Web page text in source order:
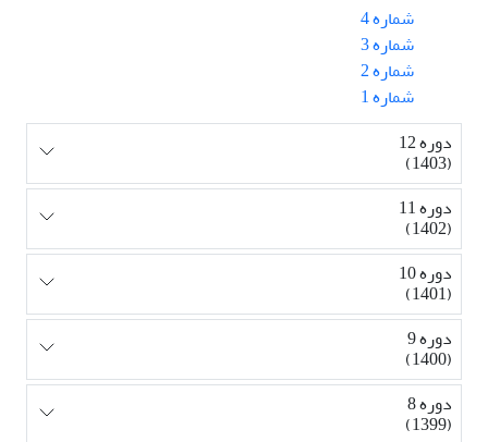
شماره 4
شماره 3
شماره 2
شماره 1
دوره 12
(1403)
دوره 11
(1402)
دوره 10
(1401)
دوره 9
(1400)
دوره 8
(1399)